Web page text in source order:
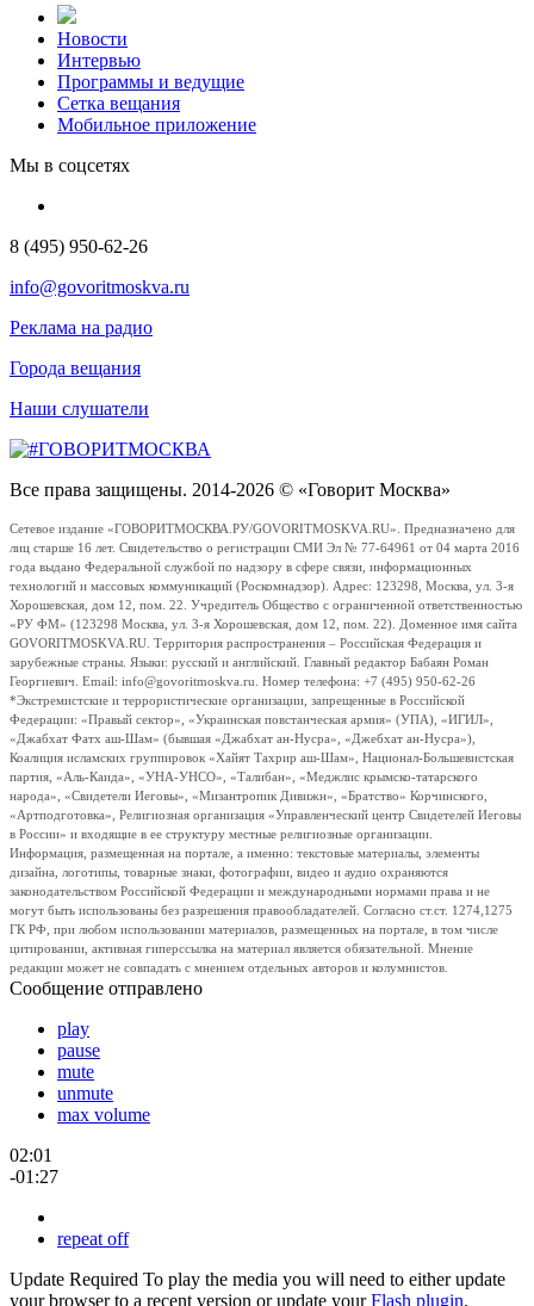
Новости
Интервью
Программы и ведущие
Сетка вещания
Мобильное приложение
Мы в соцсетях
8 (495) 950-62-26
info@govoritmoskva.ru
Реклама на радио
Города вещания
Наши слушатели
Все права защищены. 2014-2026 © «Говорит Москва»
Сетевое издание «ГОВОРИТМОСКВА.РУ/GOVORITMOSKVA.RU». Предназначено для
лиц старше 16 лет. Свидетельство о регистрации СМИ Эл № 77-64961 от 04 марта 2016
года выдано Федеральной службой по надзору в сфере связи, информационных
технологий и массовых коммуникаций (Роскомнадзор). Адрес: 123298, Москва, ул. 3-я
Хорошевская, дом 12, пом. 22. Учредитель Общество с ограниченной ответственностью
«РУ ФМ» (123298 Москва, ул. 3-я Хорошевская, дом 12, пом. 22). Доменное имя сайта
GOVORITMOSKVA.RU. Территория распространения – Российская Федерация и
зарубежные страны. Языки: русский и английский. Главный редактор Бабаян Роман
Георгиевич. Email: info@govoritmoskva.ru. Номер телефона: +7 (495) 950-62-26
*Экстремистские и террористические организации, запрещенные в Российской
Федерации: «Правый сектор», «Украинская повстанческая армия» (УПА), «ИГИЛ»,
«Джабхат Фатх аш-Шам» (бывшая «Джабхат ан-Нусра», «Джебхат ан-Нусра»),
Коалиция исламских группировок «Хайят Тахрир аш-Шам», Национал-Большевистская
партия, «Аль-Каида», «УНА-УНСО», «Талибан», «Меджлис крымско-татарского
народа», «Свидетели Иеговы», «Мизантропик Дивижн», «Братство» Корчинского,
«Артподготовка», Религиозная организация «Управленческий центр Свидетелей Иеговы
в России» и входящие в ее структуру местные религиозные организации.
Информация, размещенная на портале, а именно: текстовые материалы, элементы
дизайна, логотипы, товарные знаки, фотографии, видео и аудио охраняются
законодательством Российской Федерации и международными нормами права и не
могут быть использованы без разрешения правообладателей. Согласно ст.ст. 1274,1275
ГК РФ, при любом использовании материалов, размещенных на портале, в том числе
цитировании, активная гиперссылка на материал является обязательной. Мнение
редакции может не совпадать с мнением отдельных авторов и колумнистов.
Сообщение отправлено
play
pause
mute
unmute
max volume
02:01
-01:27
repeat off
Update Required To play the media you will need to either update
your browser to a recent version or update yourFlash plugin.